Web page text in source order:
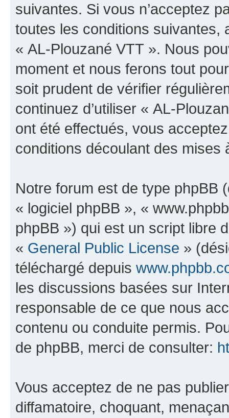
suivantes. Si vous n’acceptez
toutes les conditions suivantes,
« AL-Plouzané VTT ». Nous
moment et nous ferons tout
soit prudent de vérifier
continuez d’utiliser « AL-
ont été effectués, vous
conditions découlant des mises
Notre forum est de type phpBB
« logiciel phpBB », «
phpBB ») qui est un script libre
« General Public License »
téléchargé depuis
les discussions basées sur
responsable de ce que nous
contenu ou conduite permis.
de phpBB, merci de consulter:
Vous acceptez de ne pas
diffamatoire, choquant,